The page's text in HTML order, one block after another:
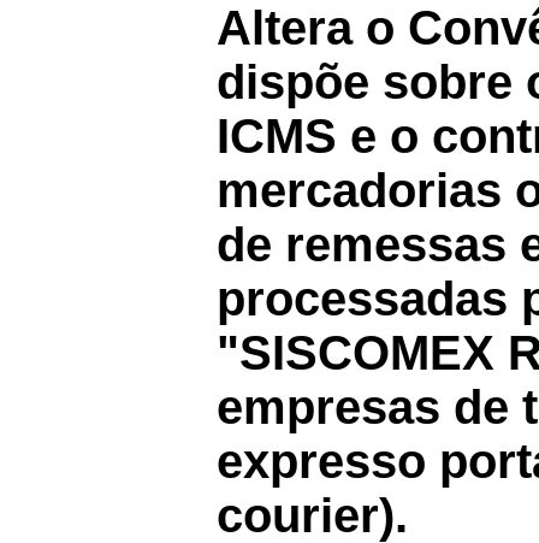
Altera o
dispõe sobre
ICMS e o
mercadorias
de remessas
processadas
"SISCOMEX
empresas de
expresso
courier).